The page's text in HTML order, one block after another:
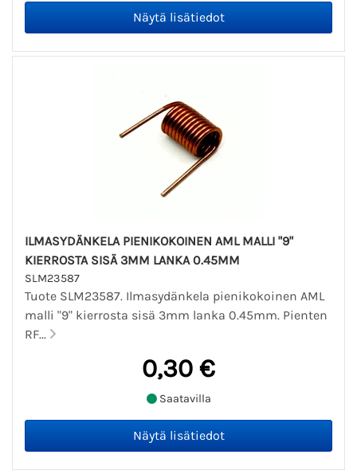
ILMASYDÄNKELA PIENIKOKOINEN AML MALLI "9"
KIERROSTA SISÄ 3MM LANKA 0.45MM
SLM23587
Tuote SLM23587. Ilmasydänkela pienikokoinen AML
malli "9" kierrosta sisä 3mm lanka 0.45mm. Pienten
RF...
0,30 €
Saatavilla